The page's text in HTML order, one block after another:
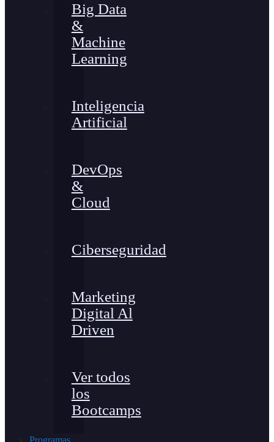
Big Data
&
Machine
Learning
Inteligencia
Artificial
DevOps
&
Cloud
Ciberseguridad
Marketing
Digital Al
Driven
Ver todos
los
Bootcamps
Programas